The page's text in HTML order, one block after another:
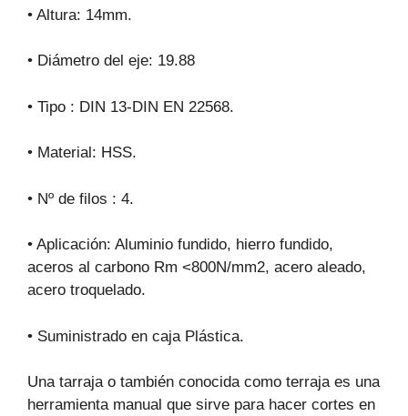
• Altura: 14mm.
• Diámetro del eje: 19.88
• Tipo : DIN 13-DIN EN 22568.
• Material: HSS.
• Nº de filos : 4.
• Aplicación: Aluminio fundido, hierro fundido,
aceros al carbono Rm <800N/mm2, acero aleado,
acero troquelado.
• Suministrado en caja Plástica.
Una tarraja o también conocida como terraja es una
herramienta manual que sirve para hacer cortes en